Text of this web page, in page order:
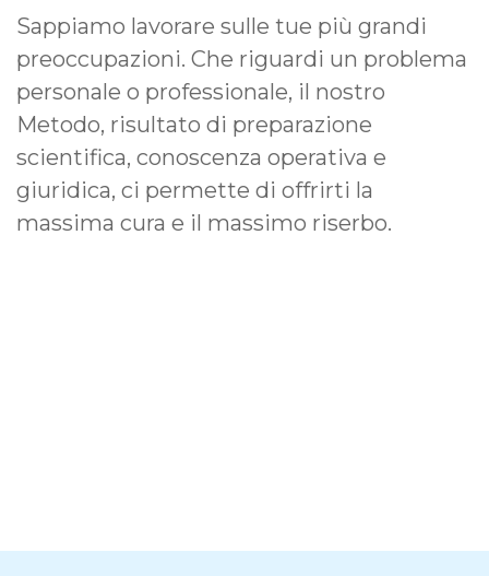
Sappiamo lavorare sulle tue più grandi
preoccupazioni. Che riguardi un problema
personale o professionale, il nostro
Metodo, risultato di preparazione
scientifica, conoscenza operativa e
giuridica, ci permette di offrirti la
massima cura e il massimo riserbo.